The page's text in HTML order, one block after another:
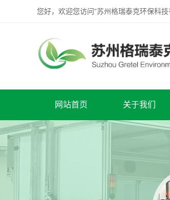
您好，欢迎您访问“苏州格瑞泰克环保科技
网站首页 关于我们